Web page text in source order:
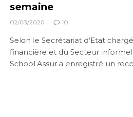
semaine
02/03/2020 10
Selon le Secrétariat d’Etat
financière et du Secteur
School Assur a enregistré un